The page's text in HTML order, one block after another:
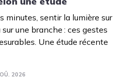
minutes, sentir la lumière sur
une branche : ces gestes
Une étude récente
2026